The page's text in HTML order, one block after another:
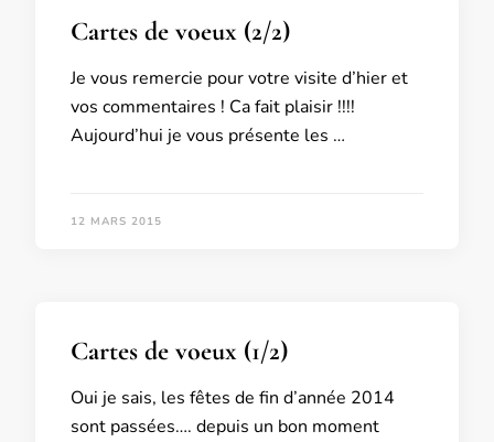
Cartes de voeux (2/2)
Je vous remercie pour votre visite d’hier et
vos commentaires ! Ca fait plaisir !!!!
Aujourd’hui je vous présente les …
12 MARS 2015
Cartes de voeux (1/2)
Oui je sais, les fêtes de fin d’année 2014
sont passées…. depuis un bon moment